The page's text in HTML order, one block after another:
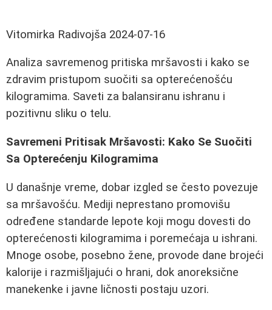
Vitomirka Radivojša 2024-07-16
Analiza savremenog pritiska mršavosti i kako se
zdravim pristupom suočiti sa opterećenošću
kilogramima. Saveti za balansiranu ishranu i
pozitivnu sliku o telu.
Savremeni Pritisak Mršavosti: Kako Se Suočiti
Sa Opterećenju Kilogramima
U današnje vreme, dobar izgled se često povezuje
sa mršavošću. Mediji neprestano promovišu
određene standarde lepote koji mogu dovesti do
opterećenosti kilogramima i poremećaja u ishrani.
Mnoge osobe, posebno žene, provode dane brojeći
kalorije i razmišljajući o hrani, dok anoreksične
manekenke i javne ličnosti postaju uzori.